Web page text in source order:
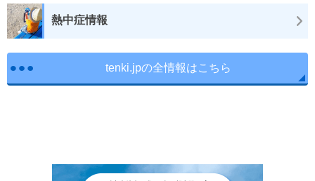
熱中症情報
tenki.jpの全情報はこちら